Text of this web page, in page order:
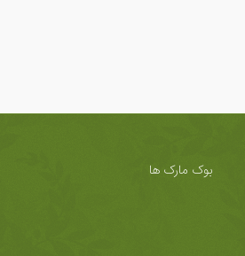
بوک مارک ها